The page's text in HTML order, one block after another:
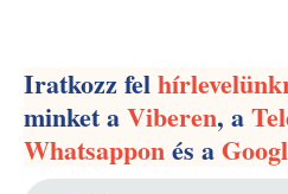
Iratkozz fel
minket aViberen, a
Whatsapponés a